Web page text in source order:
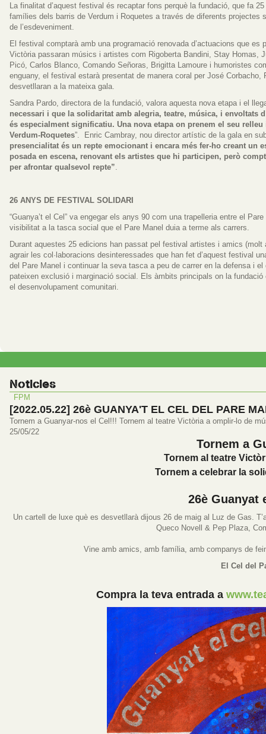
La finalitat d’aquest festival és recaptar fons perquè la fundació, que fa
famílies dels barris de Verdum i Roquetes a través de diferents
de l’esdeveniment.
El festival comptarà amb una programació renovada d’actuacions que
Victòria passaran músics i artistes com Rigoberta Bandini, Stay Homas,
Picó, Carlos Blanco, Comando Señoras, Brigitta Lamoure i humoristes
enguany, el festival estarà presentat de manera coral per José
desvetllaran a la mateixa gala.
Sandra Pardo, directora de la fundació, valora aquesta nova etapa i el
necessari i que la solidaritat amb alegria, teatre, música, i envoltats
és especialment significatiu. Una nova etapa on prenem el seu
Verdum-Roquetes”. Enric Cambray, nou director artístic de la gala en
presencialitat és un repte emocionant i encara més fer-ho creant un
posada en escena, renovant els artistes que hi participen, però
per afrontar qualsevol repte”
26 ANYS DE FESTIVAL SOLIDARI
“Guanya’t el Cel” va engegar els anys 90 com una trapelleria entre el
visibilitat a la tasca social que el Pare Manel duia a terme als carrers.
Durant aquestes 25 edicions han passat pel festival artistes i amics
agrair les col·laboracions desinteressades que han fet d’aquest festival
del Pare Manel i continuar la seva tasca a peu de carrer en la defensa i
pateixen exclusió i marginació social. Els àmbits principals on la
el desenvolupament comunitari.
Noticies
FPM
[2022.05.22] 26è GUANYA'T EL CEL DEL PARE
Tornem a Guanyar-nos el Cel!!! Tornem al teatre Victòria a omplir-lo de
25/05/22
Tornem a
Tornem al teatre
Tornem a celebrar la
26è Guanyat
Un cartell de luxe què es desvetllarà dijous 26 de maig al Luz de Gas.
Queco Novell & Pep Plaza,
Vine amb amics, amb família, amb companys de
El Cel del
Compra la teva entrada a